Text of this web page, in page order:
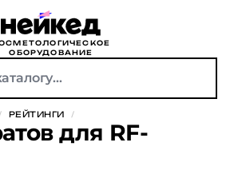
ОБОРУДОВАНИЕ
/ РЕЙТИНГИ /
для RF-